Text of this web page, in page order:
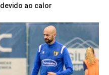
devido ao calor